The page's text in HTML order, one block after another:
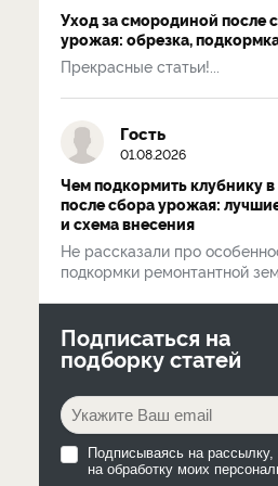
Уход за смородиной после
урожая: обрезка,
Прекрасные статьи!...
Гость
01.08.2026
Чем подкормить клубнику в
после сбора урожая:
и схема внесения
Не рассказали про
подкормки ремонтантной
Подписаться на
подборку статей
Подписываясь на
на обработку моих